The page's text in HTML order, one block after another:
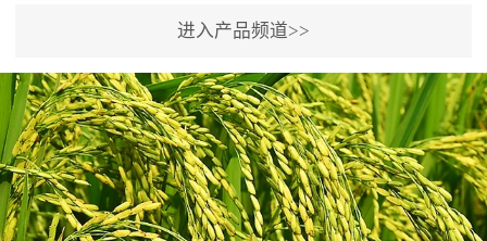
次。移栽前使用，储存在
苗株体内，移栽后，逐步
释放并快速补充营养。3、
作为补氮肥使用：30-100
倍喷施，在开花前期、幼
果期及采摘后各施一次，
间隔2-3周喷施一次。4、
作为叶面肥喷施使用：稀
均可。3、沟施穴施:幼树
环状沟施，每棵用150-
200g，成年树放射状沟
施，每棵用0.5kg-1kg，可
拌肥施，也可拌土施。4、
拌苗床土：每平方米苗床
土用本品1kg-2kg与苗床土
混匀后播种。5、园林盆
【通用名称】有机水溶肥
料【产品剂型】水剂【产
品规格】5kg、20kg【技术
指标】有机质≥200g/L、
N+K2O70g/L、PH:6.5-
8.5、水不溶物≤50g/L【执
行标准】NY/T3831-
【通用名称】有机水溶肥
料【产品剂型】水剂【产
品规格】5kg、20kg【技术
指标】有机质≥200g/L、
N+K2O70g/L、PH:6.5-
8.5、水不溶物≤50g/L【执
行标准】NY/T3831-
进入产品频道>>